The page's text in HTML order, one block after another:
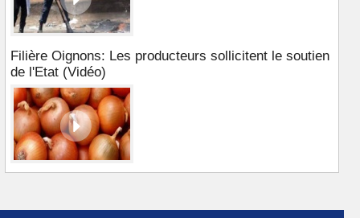
Filière Oignons: Les producteurs sollicitent le soutien
de l'Etat (Vidéo)